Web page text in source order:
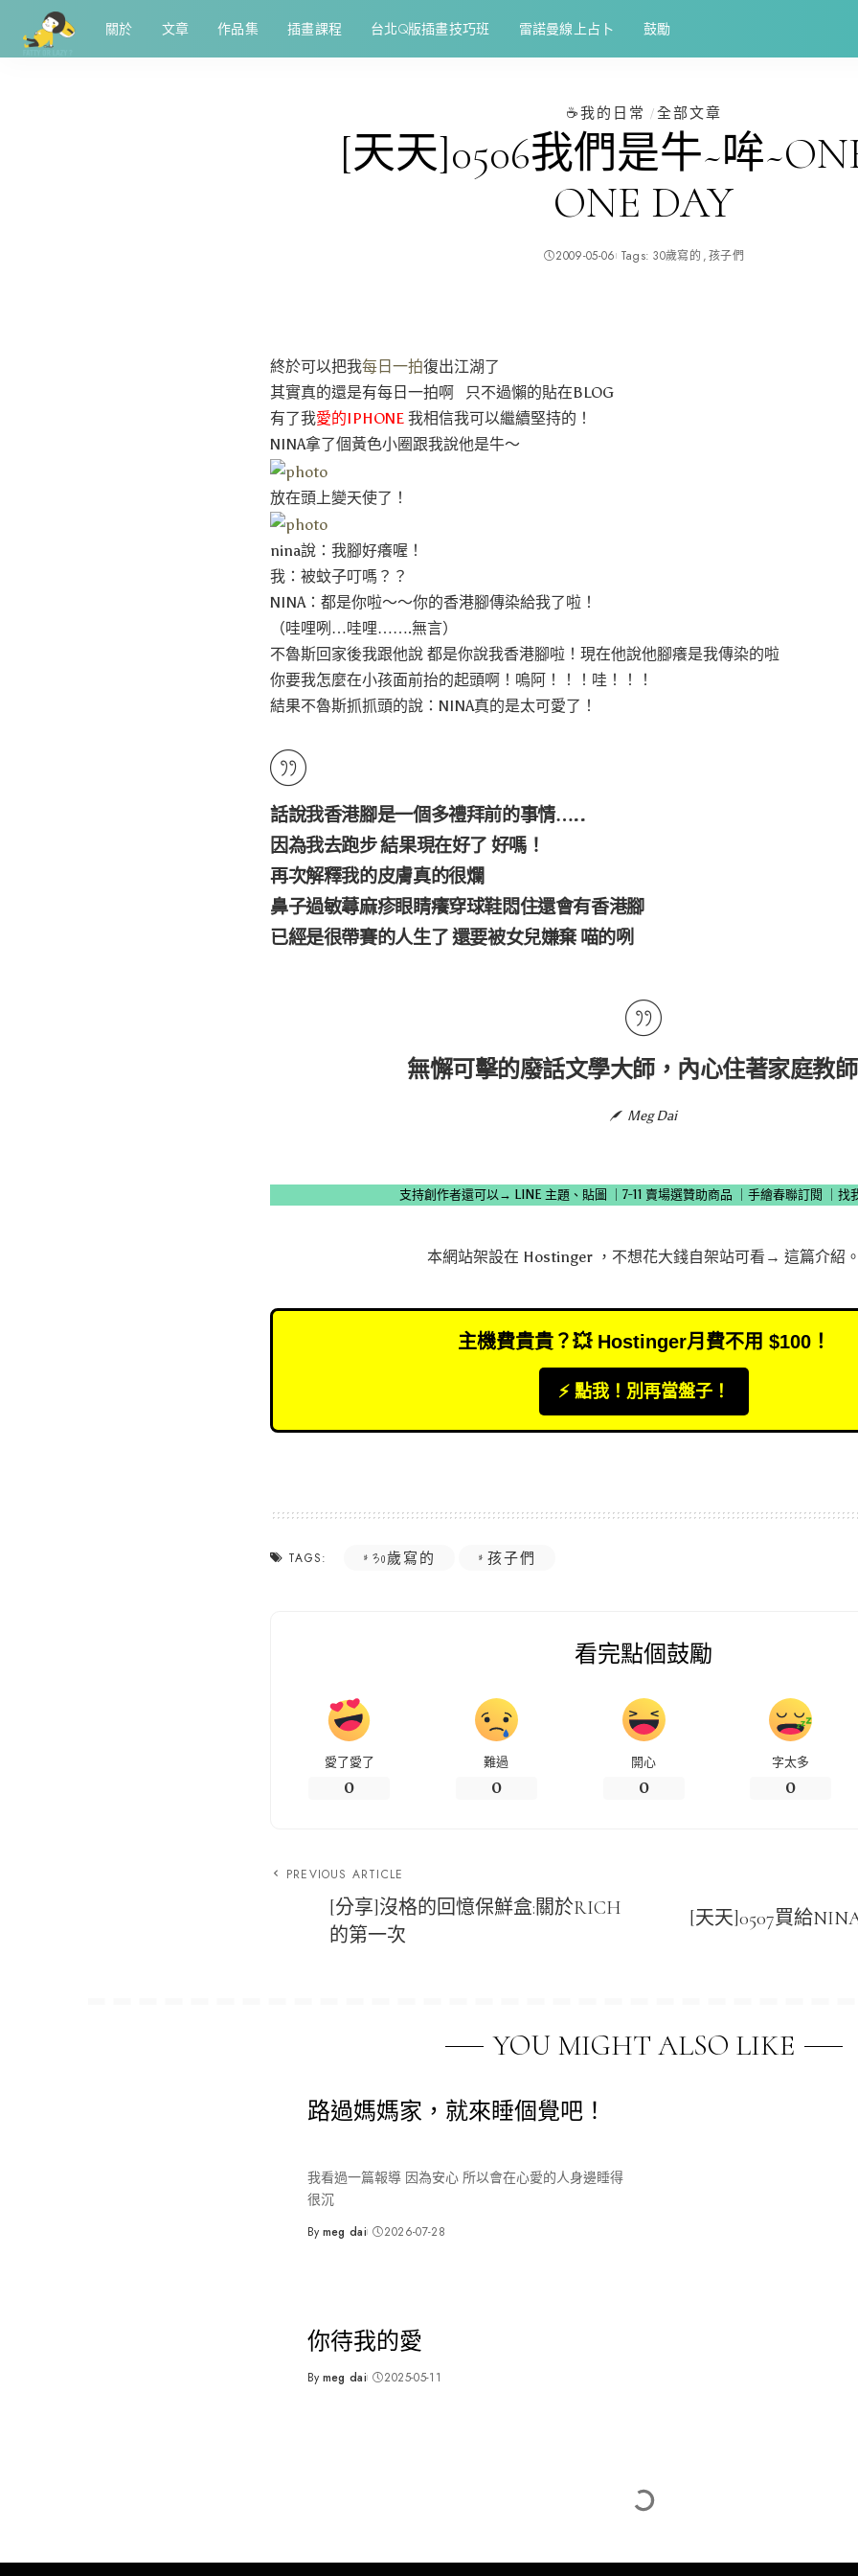
關於 文章 作品集 插畫課程 台北Q版插畫技巧班 雷諾曼線上占卜 鼓勵
☕️我的日常 全部文章
[天天]0506我們是牛~哞
ONE DAY
2009-05-06 Tags: 30歲寫的 孩子們
終於可以把我每日一拍復出江湖了
其實真的還是有每日一拍啊 只不過懶的貼在BLOG
有了我愛的IPHONE 我相信我可以繼續堅持的！
NINA拿了個黃色小圈跟我說他是牛～
放在頭上變天使了！
nina說：我腳好癢喔！
我：被蚊子叮嗎？？
NINA：都是你啦～～你的香港腳傳染給我了啦！
（哇哩咧…哇哩…….無言）
不魯斯回家後我跟他說 都是你說我香港腳啦！現在他說他腳癢是我傳染的啦
你要我怎麼在小孩面前抬的起頭啊！嗚阿！！！哇！！！
結果不魯斯抓抓頭的說：NINA真的是太可愛了！
話說我香港腳是一個多禮拜前的事情…..
因為我去跑步 結果現在好了 好嗎！
再次解釋我的皮膚真的很爛
鼻子過敏蕁麻疹眼睛癢穿球鞋悶住還會有香港腳
已經是很帶賽的人生了 還要被女兒嫌棄 喵的咧
無懈可擊的廢話文學大師，內心住著家庭教師
Meg Dai
支持創作者還可以→ LINE 主題、貼圖 7-11 賣場選贊助商品 手繪春聯訂閱 找
本網站架設在 Hostinger，不想花大錢自架站可看→ 這篇介紹 。
主機費貴貴？💥 Hostinger月費不用 $100！
⚡️ 點我！別再當盤子！
TAGS: 30歲寫的 孩子們
看完點個鼓勵
愛了愛了
0
難過
0
開心
0
字太多
0
PREVIOUS ARTICLE
[分享]沒格的回憶保鮮盒:關於RICH
的第一次
[天天]0507買給
YOU MIGHT ALSO LIKE
路過媽媽家，就來睡個覺吧！
我看過一篇報導 因為安心 所以會在心愛的人身邊睡得
很沉
Posted
By meg dai 2026-07-28
你待我的愛
Posted
By meg dai 2025-05-11